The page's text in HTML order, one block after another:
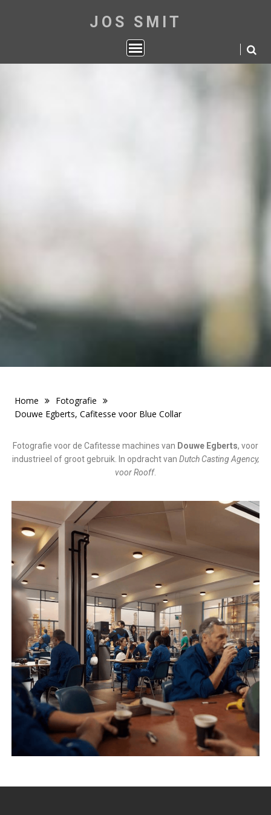
JOS SMIT
Home
Fotografie
Douwe Egberts, Cafitesse voor Blue Collar
Fotografie voor de Cafitesse machines van Douwe Egberts, voor
industrieel of groot gebruik. In opdracht van Dutch Casting Agency,
voor Rooff.